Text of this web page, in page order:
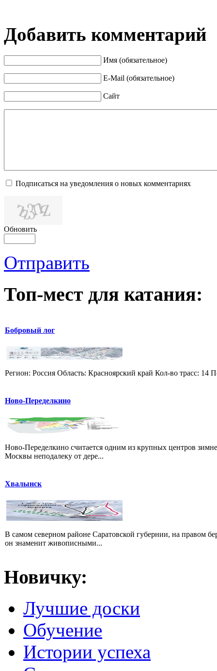
Добавить комментарий
Имя (обязательное)
E-Mail (обязательное)
Сайт
Подписаться на уведомления о новых комментариях
Обновить
Отправить
Топ-мест для катания:
Бобровый лог
Регион: Россия Область: Красноярский край Кол-во трасс:
Ново-Переделкино
Ново-Переделкино считается одним из крупных центров
Москвы неподалеку от дере...
Хвалынск
В самом северном районе Саратовской губернии, на правом
он знаменит живописными...
Новичку:
Лучшие доски
Обучение
Истории успеха